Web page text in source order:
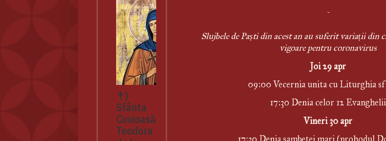
-
Slujbele de Paști din acest an au suferit variații din
vigoare pentru coronavirus
Joi 29 apr
09:00 Vecernia unita cu Liturghia sf
17:30 Denia celor 12 Evanghelii
Vineri 30 apr
✝)
Sfânta
Cuvioasă
Teodora